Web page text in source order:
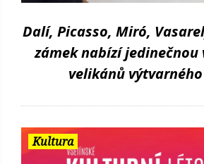
Dalí, Picasso, Miró,
zámek nabízí jedinečnou
velikánů
Kultura